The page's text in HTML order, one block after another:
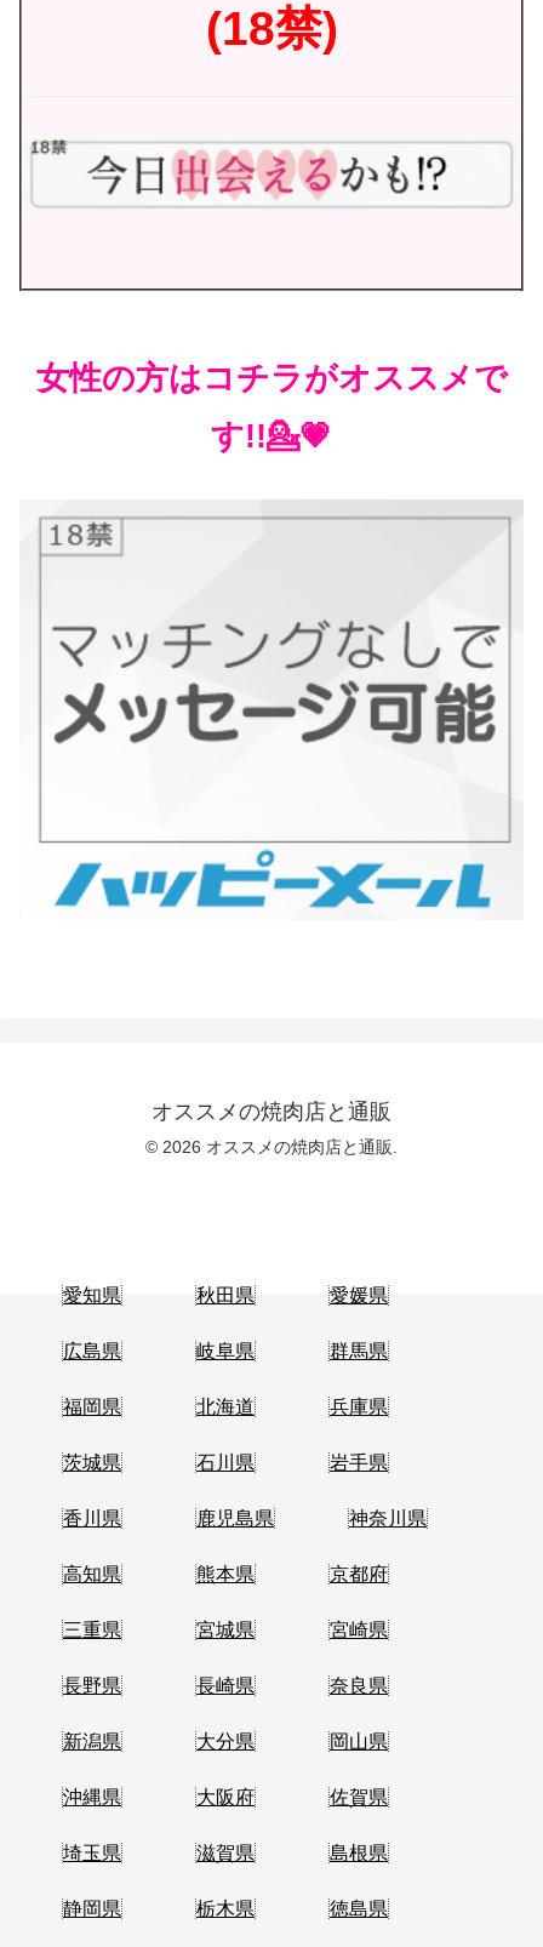
(18禁)
女性の方はコチラがオススメで
す!!💁💗
オススメの焼肉店と通販
© 2026 オススメの焼肉店と通販.
愛知県 秋田県 愛媛県
広島県 岐阜県 群馬県
福岡県 北海道 兵庫県
茨城県 石川県 岩手県
香川県 鹿児島県 神奈川県
高知県 熊本県 京都府
三重県 宮城県 宮崎県
長野県 長崎県 奈良県
新潟県 大分県 岡山県
沖縄県 大阪府 佐賀県
埼玉県 滋賀県 島根県
静岡県 栃木県 徳島県